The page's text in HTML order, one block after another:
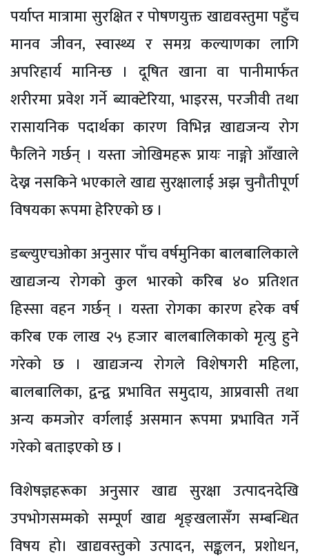
पर्याप्त मात्रामा सुरक्षित र पोषणयुक्त खाद्यवस्तुमा पहुँच
मानव जीवन, स्वास्थ्य र समग्र कल्याणका लागि
अपरिहार्य मानिन्छ । दूषित खाना वा पानीमार्फत
शरीरमा प्रवेश गर्ने ब्याक्टेरिया, भाइरस, परजीवी तथा
रासायनिक पदार्थका कारण विभिन्न खाद्यजन्य रोग
फैलिने गर्छन् । यस्ता जोखिमहरू प्रायः नाङ्गो आँखाले
देख्न नसकिने भएकाले खाद्य सुरक्षालाई अझ चुनौतीपूर्ण
विषयका रूपमा हेरिएको छ ।
डब्ल्युएचओका अनुसार पाँच वर्षमुनिका बालबालिकाले
खाद्यजन्य रोगको कुल भारको करिब ४० प्रतिशत
हिस्सा वहन गर्छन् । यस्ता रोगका कारण हरेक वर्ष
करिब एक लाख २५ हजार बालबालिकाको मृत्यु हुने
गरेको छ । खाद्यजन्य रोगले विशेषगरी महिला,
बालबालिका, द्वन्द्व प्रभावित समुदाय, आप्रवासी तथा
अन्य कमजोर वर्गलाई असमान रूपमा प्रभावित गर्ने
गरेको बताइएको छ ।
विशेषज्ञहरूका अनुसार खाद्य सुरक्षा उत्पादनदेखि
उपभोगसम्मको सम्पूर्ण खाद्य शृङ्खलासँग सम्बन्धित
विषय हो। खाद्यवस्तुको उत्पादन, सङ्कलन, प्रशोधन,